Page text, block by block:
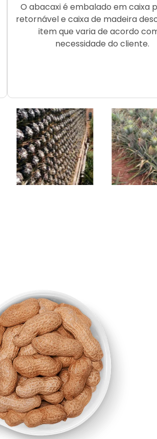
O abacaxi é embalado em caixa
retornável e caixa de madeira
item que varia de acordo
necessidade do cliente.